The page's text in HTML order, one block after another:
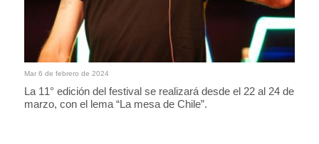
Mar 6 de febrero de 2024
La 11° edición del festival se realizará desde el 22 al 24 de
marzo, con el lema “La mesa de Chile”.